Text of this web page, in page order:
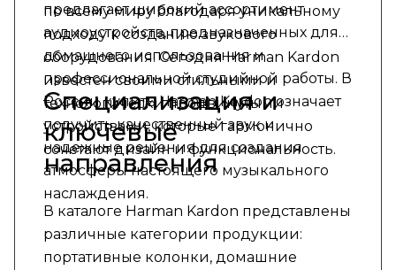
по всему миру благодаря уникальному
подходу к созданию звукового
оборудования. Сегодня Harman Kardon
известен своими стильными и
технологически продвинутыми
устройствами, которые гармонично
сочетают дизайн и функциональность.
предлагает широкий ассортимент
аудиоустройств, предназначенных для
домашнего использования и
профессиональной студийной работы. В
России купить Harman Kardon означает
получить качественный звук и
надежные решения для создания
атмосферы настоящего музыкального
наслаждения.
Специализация и
ключевые
направления
В каталоге Harman Kardon представлены
различные категории продукции:
портативные колонки, домашние